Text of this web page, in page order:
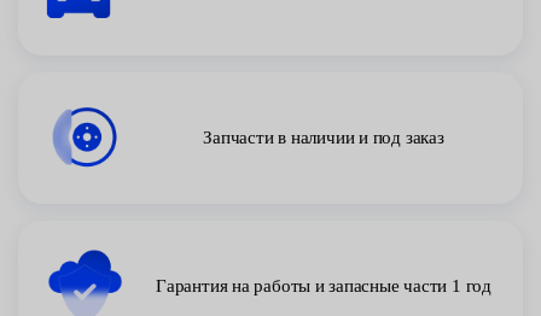
Запчасти в наличии и под заказ
Гарантия на работы и запасные части 1 год